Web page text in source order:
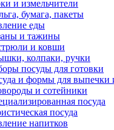
и измельчители
бумага, пакеты
еды
и тажины
и ковши
колпаки, ручки
посуды для готовки
и формы для выпечки
и сотейники
посуда
посуда
напитков